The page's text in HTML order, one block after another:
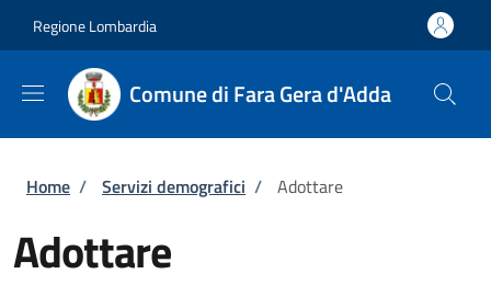
Regione Lombardia
Comune di Fara Gera d'Adda
Briciole di pane
Home / Servizi demografici / Adottare
Adottare